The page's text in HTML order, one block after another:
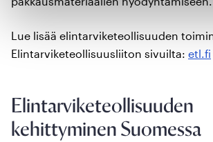
Lue lisää elintarviketeollisuuden
Elintarviketeollisuusliiton sivuilta: etl.fi
Elintarviketeollisuuden
kehittyminen Suomessa